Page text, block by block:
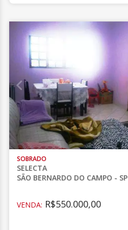
SOBRADO
SELECTA
SÃO BERNARDO DO CAMPO - SP
VENDA: R$550.000,00